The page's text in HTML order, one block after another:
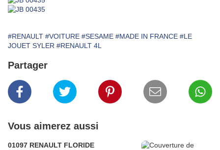
#RENAULT #VOITURE #SESAME #MADE IN FRANCE #LE
JOUET SYLER #RENAULT 4L
Partager
Vous aimerez aussi
01097 RENAULT FLORIDE